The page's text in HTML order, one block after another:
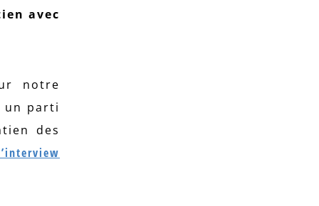
avec
notre
un parti
des